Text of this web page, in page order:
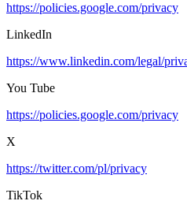
https://policies.google.com/privacy
LinkedIn
https://www.linkedin.com/legal/
You Tube
https://policies.google.com/privacy
X
https://twitter.com/pl/privacy
TikTok